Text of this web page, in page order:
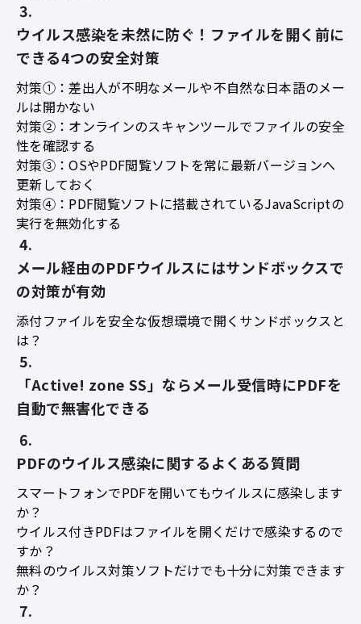
ウイルス感染を未然に防ぐ！ファイルを開く前に
できる4つの安全対策
対策①：差出人が不明なメールや不自然な日本語のメー
ルは開かない
対策②：オンラインのスキャンツールでファイルの安全
性を確認する
対策③：OSやPDF閲覧ソフトを常に最新バージョンへ
更新しておく
対策④：PDF閲覧ソフトに搭載されているJavaScriptの
実行を無効化する
メール経由のPDFウイルスにはサンドボックスで
の対策が有効
添付ファイルを安全な仮想環境で開くサンドボックスと
は？
「Active! zone SS」ならメール受信時にPDFを
自動で無害化できる
PDFのウイルス感染に関するよくある質問
スマートフォンでPDFを開いてもウイルスに感染します
か？
ウイルス付きPDFはファイルを開くだけで感染するので
すか？
無料のウイルス対策ソフトだけでも十分に対策できます
か？